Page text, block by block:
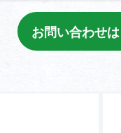
お問い合わせ